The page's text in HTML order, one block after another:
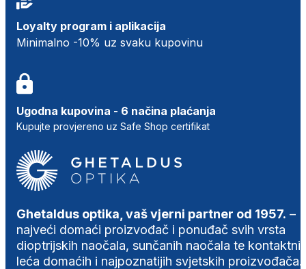
Loyalty program i aplikacija
Minimalno -10% uz svaku kupovinu
Ugodna kupovina - 6 načina plaćanja
Kupujte provjereno uz Safe Shop certifikat
Ghetaldus optika, vaš vjerni partner od 1957. –
najveći domaći proizvođač i ponuđač svih vrsta
dioptrijskih naočala, sunčanih naočala te
leća domaćih i najpoznatijih svjetskih proizvođača.